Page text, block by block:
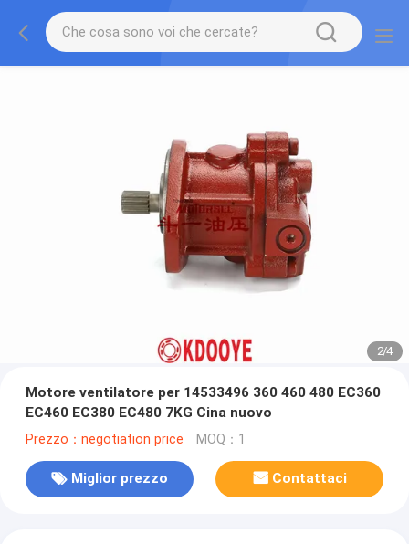
2/4
Motore ventilatore per 14533496 360 460 480 EC360
EC460 EC380 EC480 7KG Cina nuovo
Prezzo：negotiation price MOQ：1
Miglior prezzo Contattaci